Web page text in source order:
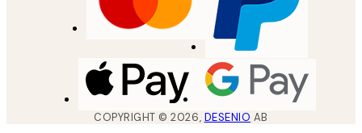
COPYRIGHT ©2026, DESENIO AB